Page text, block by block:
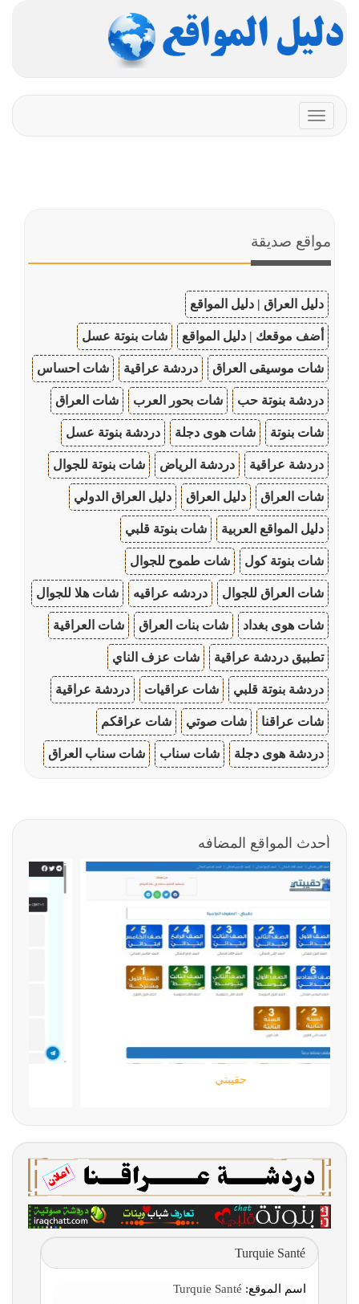
Toggle
navigation
مواقع صديقة
دليل العراق | دليل المواقع
أضف موقعك | دليل المواقع شات بنوتة عسل
شات موسيقى العراق دردشة عراقية شات احساس
دردشة بنوتة حب شات بحور العرب شات العراق
شات بنوتة شات هوى دجلة دردشة بنوتة عسل
دردشة عراقية دردشة الرياض شات بنوتة للجوال
شات العراق دليل العراق دليل العراق الدولي
دليل المواقع العربية شات بنوتة قلبي
شات بنوتة كول شات طموح للجوال
شات العراق للجوال دردشه عراقيه شات هلا للجوال
شات هوى بغداد شات بنات العراق شات العراقية
تطبيق دردشة عراقية شات عزف الناي
دردشة بنوتة قلبي شات عراقيات دردشة عراقية
شات عراقنا شات صوتي شات عراقكم
دردشة هوى دجلة شات سناب شات سناب العراق
أحدث المواقع المضافه
Turquie Santé
اسم الموقع: